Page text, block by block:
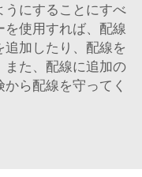
うにすることにすべ
使用すれば、配線
加したり、配線を
また、配線に追加の
ら配線を守ってく